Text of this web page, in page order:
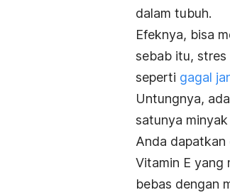
dalam tubuh.
Efeknya, bisa
sebab itu,
seperti gagal
Untungnya,
satunya
Anda dapatkan
Vitamin E yang
bebas dengan